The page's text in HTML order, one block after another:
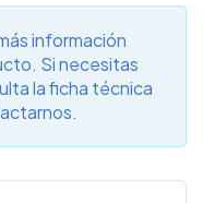
información
Si necesitas
la ficha técnica